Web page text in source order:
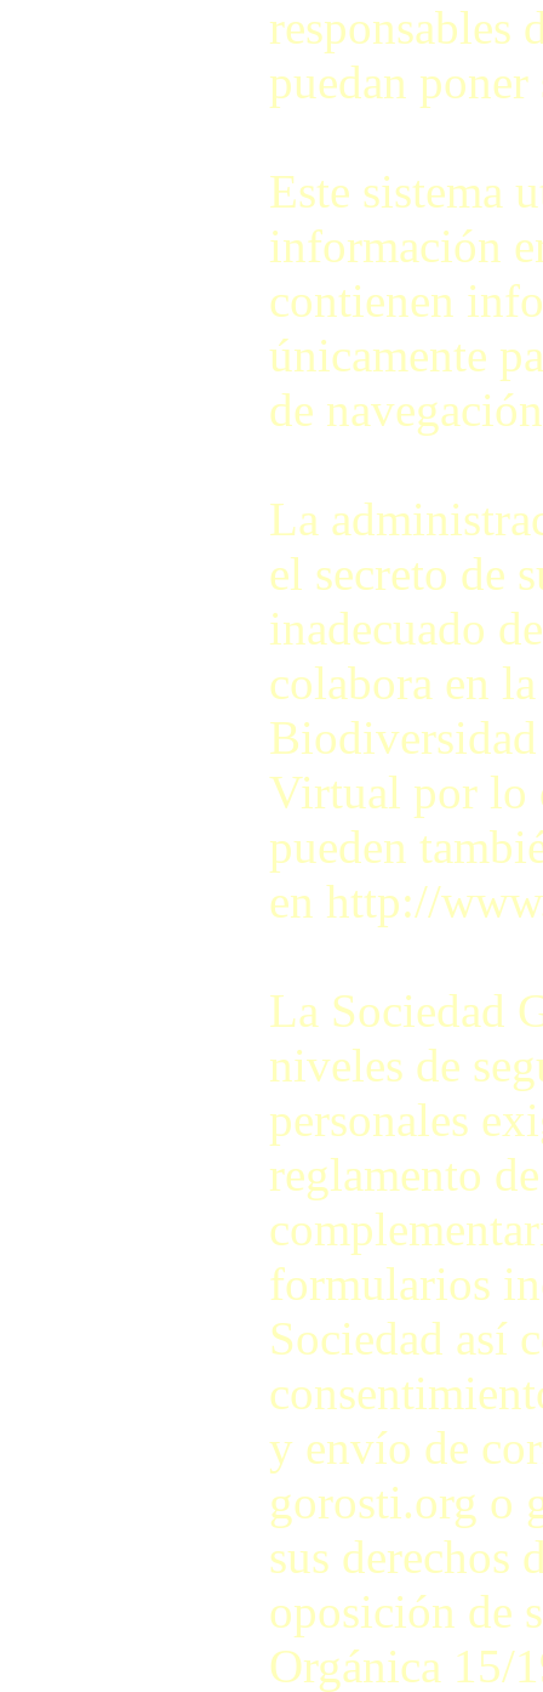
responsables
puedan
Este sistema
información
contienen
únicamente
de
La
el secreto de
inadecuado
colabora en
Virtual por lo
pueden
en http://
La Sociedad
niveles de
personales
reglamento
formularios
Sociedad así
y envío de
gorosti.org o
sus derechos
oposición de
Orgánica 15/